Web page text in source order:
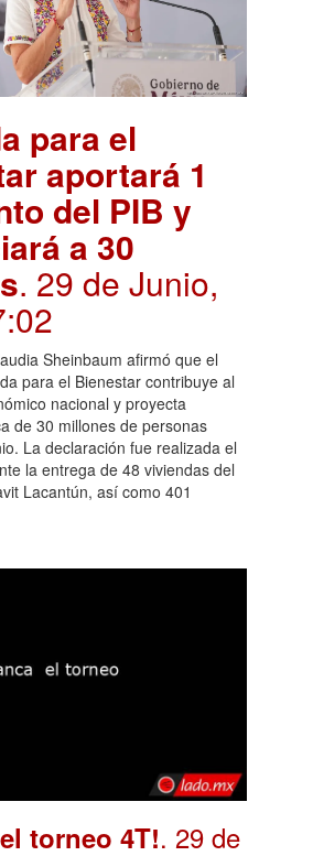
para el
aportará 1
del PIB y
a 30
. 29 de Junio,
Sheinbaum afirmó que el
para el Bienestar contribuye al
nacional y proyecta
de 30 millones de personas
La declaración fue realizada el
la entrega de 48 viviendas del
Lacantún, así como 401
torneo 4T!. 29 de